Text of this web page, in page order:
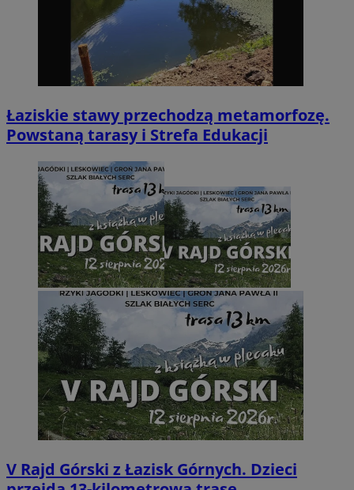
Łaziskie stawy przechodzą metamorfozę.
Powstaną tarasy i Strefa Edukacji
V Rajd Górski z Łazisk Górnych. Dzieci